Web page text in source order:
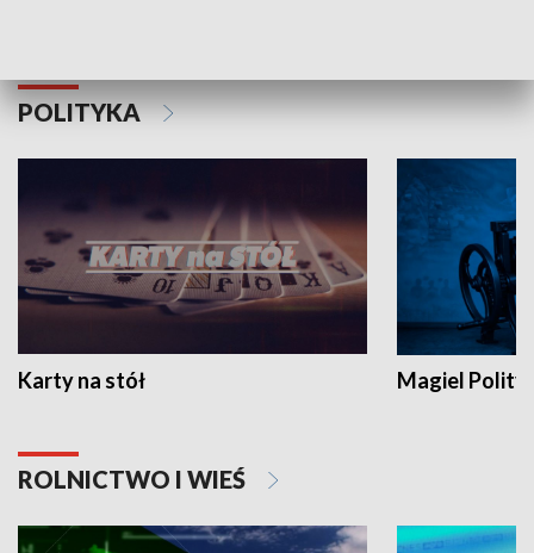
POLITYKA
Karty na stół Magiel
ROLNICTWO I WIEŚ